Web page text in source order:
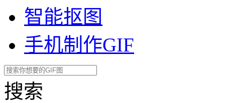
智能抠图
手机制作GIF
搜索